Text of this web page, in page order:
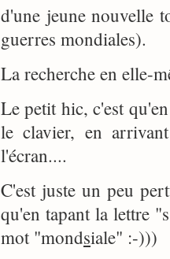
d'une jeune nouvelle
guerres mondiales).
La recherche en elle-
Le petit hic, c'est
le clavier, en
l'écran....
C'est juste un peu
qu'en tapant la lettre
mot "mondsiale" :-)))